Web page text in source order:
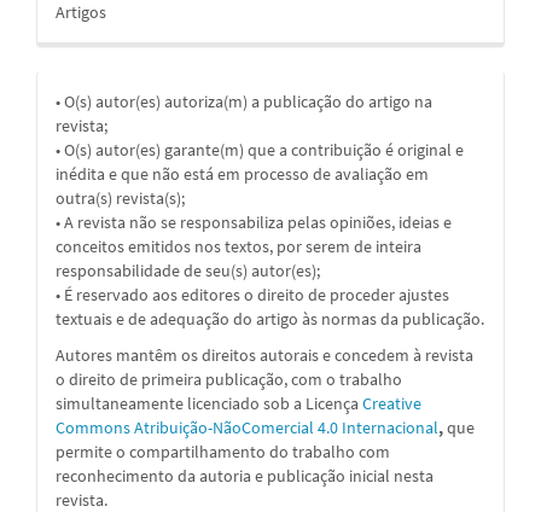
Artigos
• O(s) autor(es) autoriza(m) a publicação do artigo na
revista;
• O(s) autor(es) garante(m) que a contribuição é original e
inédita e que não está em processo de avaliação em
outra(s) revista(s);
• A revista não se responsabiliza pelas opiniões, ideias e
conceitos emitidos nos textos, por serem de inteira
responsabilidade de seu(s) autor(es);
• É reservado aos editores o direito de proceder ajustes
textuais e de adequação do artigo às normas da publicação.
Autores mantêm os direitos autorais e concedem à revista
o direito de primeira publicação, com o trabalho
simultaneamente licenciado sob a Licença Creative
Commons Atribuição-NãoComercial 4.0 Internacional,que
permite o compartilhamento do trabalho com
reconhecimento da autoria e publicação inicial nesta
revista.